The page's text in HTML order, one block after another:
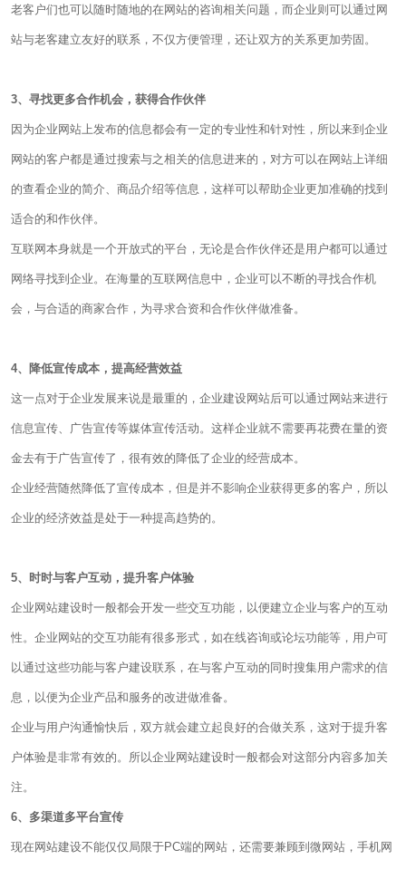
老客户们也可以随时随地的在网站的咨询相关问题，而企业则可以通过网
站与老客建立友好的联系，不仅方便管理，还让双方的关系更加劳固。
3、寻找更多合作机会，获得合作伙伴
因为企业网站上发布的信息都会有一定的专业性和针对性，所以来到企业
网站的客户都是通过搜索与之相关的信息进来的，对方可以在网站上详细
的查看企业的简介、商品介绍等信息，这样可以帮助企业更加准确的找到
适合的和作伙伴。
互联网本身就是一个开放式的平台，无论是合作伙伴还是用户都可以通过
网络寻找到企业。在海量的互联网信息中，企业可以不断的寻找合作机
会，与合适的商家合作，为寻求合资和合作伙伴做准备。
4、降低宣传成本，提高经营效益
这一点对于企业发展来说是最重的，企业建设网站后可以通过网站来进行
信息宣传、广告宣传等媒体宣传活动。这样企业就不需要再花费在量的资
金去有于广告宣传了，很有效的降低了企业的经营成本。
企业经营随然降低了宣传成本，但是并不影响企业获得更多的客户，所以
企业的经济效益是处于一种提高趋势的。
5、时时与客户互动，提升客户体验
企业网站建设时一般都会开发一些交互功能，以便建立企业与客户的互动
性。企业网站的交互功能有很多形式，如在线咨询或论坛功能等，用户可
以通过这些功能与客户建设联系，在与客户互动的同时搜集用户需求的信
息，以便为企业产品和服务的改进做准备。
企业与用户沟通愉快后，双方就会建立起良好的合做关系，这对于提升客
户体验是非常有效的。所以企业网站建设时一般都会对这部分内容多加关
注。
6、多渠道多平台宣传
现在网站建设不能仅仅局限于PC端的网站，还需要兼顾到微网站，手机网